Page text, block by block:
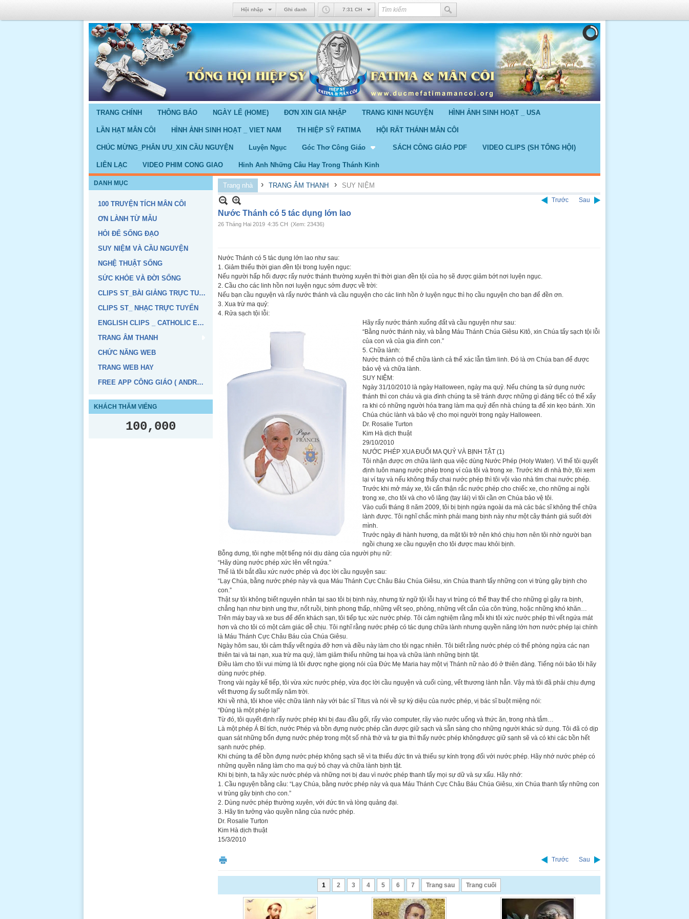
Hội nhập Ghi danh 7:31 CH
TRANG CHÍNH THÔNG BÁO NGÀY LỂ (HOME) ĐƠN XIN GIA NHẬP TRANG KINH NGUYỆN HÌNH ẢNH SINH HOẠT _ USA
LẦN HẠT MÂN CÔI HÌNH ẢNH SINH HOẠT _ VIET NAM TH HIỆP SỸ FATIMA HỘI RẤT THÁNH MÂN CÔI
CHÚC MỪNG_PHÂN ƯU_XIN CẦU NGUYỆN Luyện Ngục Góc Thơ Công Giáo SÁCH CÔNG GIÁO PDF VIDEO CLIPS (SH TỔNG HỘI)
LIÊN LẠC VIDEO PHIM CONG GIAO Hinh Anh Những Câu Hay Trong Thánh Kinh
DANH MỤC
100 TRUYỆN TÍCH MÂN CÔI
ƠN LÀNH TỪ MẪU
HỎI ĐỂ SỐNG ĐẠO
SUY NIỆM VÀ CẦU NGUYỆN
NGHỆ THUẬT SỐNG
SỨC KHỎE VÀ ĐỜI SỐNG
CLIPS ST_BÀI GIẢNG TRỰC TUYẾN
CLIPS ST_ NHẠC TRỰC TUYẾN
ENGLISH CLIPS _ CATHOLIC EDUCATION
TRANG ÂM THANH
CHỨC NĂNG WEB
TRANG WEB HAY
FREE APP CÔNG GIÁO ( ANDROID, IOS)
KHÁCH THĂM VIẾNG
100,000
Trang nhà › TRANG ÂM THANH › SUY NIỆM
Trước Sau
Nước Thánh có 5 tác dụng lớn lao
26 Tháng Hai 2019 4:35 CH (Xem: 23436)
Nước Thánh có 5 tác dụng lớn lao như sau:
1. Giảm thiểu thời gian đền tội trong luyện ngục:
Nếu người hấp hối được rẩy nước thánh thường xuyên thì thời gian đền tội của họ sẽ được giảm bớt nơi luyện ngục.
2. Cầu cho các linh hồn nơi luyện ngục sớm được về trời:
Nếu bạn cầu nguyện và rẩy nước thánh và cầu nguyện cho các linh hồn ở luyện ngục thì họ cầu nguyện cho bạn để đền ơn.
3. Xua trừ ma quỷ:
4. Rửa sạch tội lỗi:
Hãy rẩy nước thánh xuống đất và cầu nguyện như sau:
“Bằng nước thánh này, và bằng Máu Thánh Chúa Giêsu Kitô, xin Chúa tẩy sạch tội lỗi
của con và của gia đình con.”
5. Chữa lành:
Nước thánh có thể chữa lành cả thể xác lẫn tâm linh. Đó là ơn Chúa ban để được
bảo vệ và chữa lành.
SUY NIỆM:
Ngày 31/10/2010 là ngày Halloween, ngày ma quỷ. Nếu chúng ta sử dụng nước
thánh thì con cháu và gia đình chúng ta sẽ tránh được những gì đáng tiếc có thể xẩy
ra khi có những người hóa trang làm ma quỷ đến nhà chúng ta để xin kẹo bánh. Xin
Chúa chúc lành và bảo vệ cho mọi người trong ngày Halloween.
Dr. Rosalie Turton
Kim Hà dịch thuật
29/10/2010
NƯỚC PHÉP XUA ĐUỔI MA QUỶ VÀ BỊNH TẬT (1)
Tôi nhận được ơn chữa lành qua việc dùng Nước Phép (Holy Water). Vì thế tôi quyết
định luôn mang nước phép trong ví của tôi và trong xe. Trước khi đi nhà thờ, tôi xem
lại ví tay và nếu không thấy chai nước phép thì tôi vội vào nhà tìm chai nước phép.
Trước khi mở máy xe, tôi cẩn thận rắc nước phép cho chiếc xe, cho những ai ngồi
trong xe, cho tôi và cho vô lăng (tay lái) vì tôi cần ơn Chúa bảo vệ tôi.
Vào cuối tháng 8 năm 2009, tôi bị bịnh ngứa ngoài da mà các bác sĩ không thể chữa
lành được. Tôi nghĩ chắc mình phải mang bịnh này như một cây thánh giá suốt đời
mình.
Trước ngày đi hành hương, da mặt tôi trở nên khó chịu hơn nên tôi nhờ người bạn
ngồi chung xe cầu nguyện cho tôi được mau khỏi bịnh.
Bỗng dưng, tôi nghe một tiếng nói dịu dàng của người phụ nữ:
“Hãy dùng nước phép xức lên vết ngứa.”
Thế là tôi bắt đầu xức nước phép và đọc lời cầu nguyện sau:
“Lạy Chúa, bằng nước phép này và qua Máu Thánh Cực Châu Báu Chúa Giêsu, xin Chúa thanh tẩy những con vi trùng gây bịnh cho
con.”
Thật sự tôi không biết nguyên nhân tại sao tôi bị bịnh này, nhưng từ ngữ tội lỗi hay vi trùng có thể thay thế cho những gì gây ra bịnh,
chẳng hạn như bịnh ung thư, nốt ruồi, bịnh phong thấp, những vết sẹo, phỏng, những vết cắn của côn trùng, hoặc những khó khăn…
Trên máy bay và xe bus để đến khách sạn, tôi tiếp tục xức nước phép. Tôi cảm nghiệm rằng mỗi khi tôi xức nước phép thì vết ngứa mát
hơn và cho tôi có một cảm giác dễ chịu. Tôi nghĩ rằng nước phép có tác dụng chữa lành nhưng quyền năng lớn hơn nước phép lại chính
là Máu Thánh Cực Châu Báu của Chúa Giêsu.
Ngày hôm sau, tôi cảm thấy vết ngứa đỡ hơn và điều này làm cho tôi ngạc nhiên. Tôi biết rằng nước phép có thể phòng ngừa các nạn
thiên tai và tai nạn, xua trừ ma quỷ, làm giảm thiểu những tai họa và chữa lành những bịnh tật.
Điều làm cho tôi vui mừng là tôi được nghe giọng nói của Đức Mẹ Maria hay một vị Thánh nữ nào đó ở thiên đàng. Tiếng nói bảo tôi hãy
dùng nước phép.
Trong vài ngày kế tiếp, tôi vừa xức nước phép, vừa đọc lời cầu nguyện và cuối cùng, vết thương lành hẳn. Vậy mà tôi đã phải chịu đựng
vết thương ấy suốt mấy năm trời.
Khi về nhà, tôi khoe việc chữa lành này với bác sĩ Titus và nói về sự kỳ diệu của nước phép, vị bác sĩ buột miệng nói:
“Đúng là một phép lạ!”
Từ đó, tôi quyết định rẩy nước phép khi bị đau đầu gối, rẩy vào computer, rãy vào nước uống và thức ăn, trong nhà tắm…
Là một phép Á Bí tích, nước Phép và bồn đựng nước phép cần được giữ sạch và sẵn sàng cho những người khác sử dụng. Tôi đã có dịp
quan sát những bổn đựng nước phép trong một số nhà thờ và tư gia thì thấy nước phép khôngđược giữ sạnh sẽ và có khi các bồn hết
sạnh nước phép.
Khi chúng ta để bồn đựng nước phép không sạch sẽ vì ta thiếu đức tin và thiếu sự kính trọng đối với nước phép. Hãy nhớ nước phép có
những quyền năng làm cho ma quý bỏ chạy và chữa lành bịnh tật.
Khi bị bịnh, ta hãy xức nước phép và những nơi bị đau vì nước phép thanh tẩy mọi sự dữ và sự xấu. Hãy nhớ:
1. Cầu nguyện bằng câu: “Lạy Chúa, bằng nước phép này và qua Máu Thánh Cực Châu Báu Chúa Giêsu, xin Chúa thanh tẩy những con
vi trùng gây bịnh cho con.”
2. Dùng nước phép thường xuyên, với đức tin và lòng quảng đại.
3. Hãy tin tưởng vào quyền năng của nước phép.
Dr. Rosalie Turton
Kim Hà dịch thuật
15/3/2010
Trước Sau
1 2 3 4 5 6 7 Trang sau Trang cuối